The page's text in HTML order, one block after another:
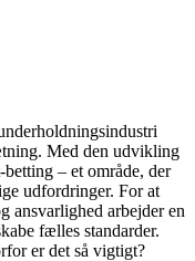
Med den udvikling
– et område, der
udfordringer. For at
ansvarlighed arbejder en
fælles standarder.
er det så vigtigt?